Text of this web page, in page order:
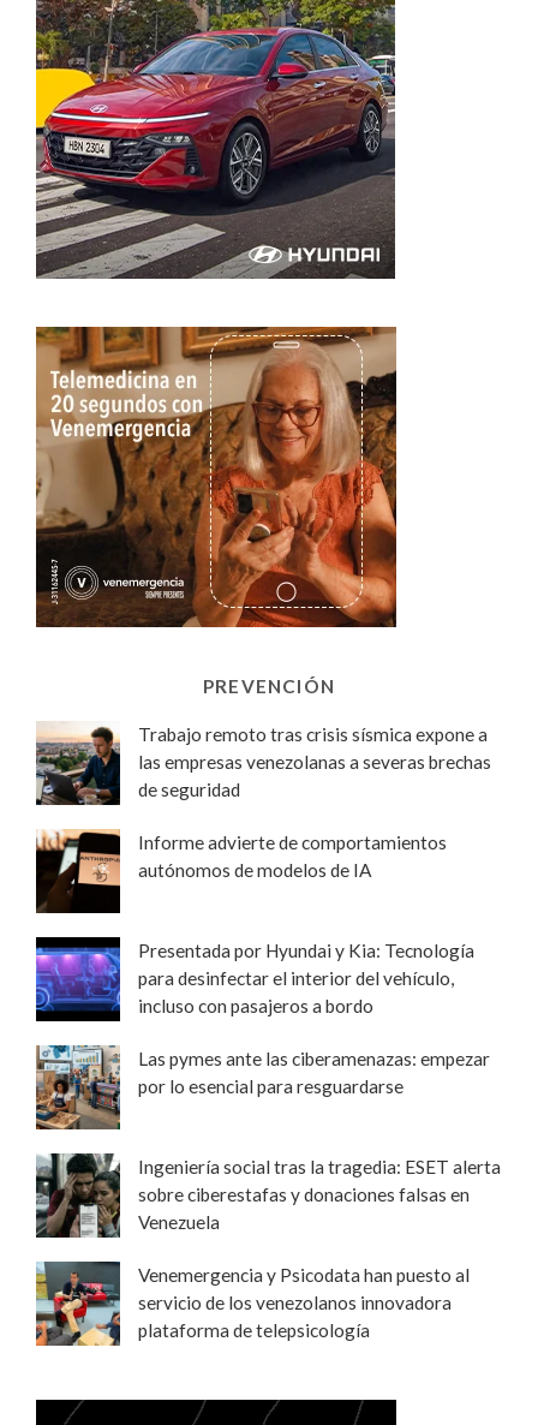
PREVENCIÓN
Trabajo remoto tras crisis sísmica expone a
las empresas venezolanas a severas brechas
de seguridad
Informe advierte de comportamientos
autónomos de modelos de IA
Presentada por Hyundai y Kia: Tecnología
para desinfectar el interior del vehículo,
incluso con pasajeros a bordo
Las pymes ante las ciberamenazas: empezar
por lo esencial para resguardarse
Ingeniería social tras la tragedia: ESET alerta
sobre ciberestafas y donaciones falsas en
Venezuela
Venemergencia y Psicodata han puesto al
servicio de los venezolanos innovadora
plataforma de telepsicología